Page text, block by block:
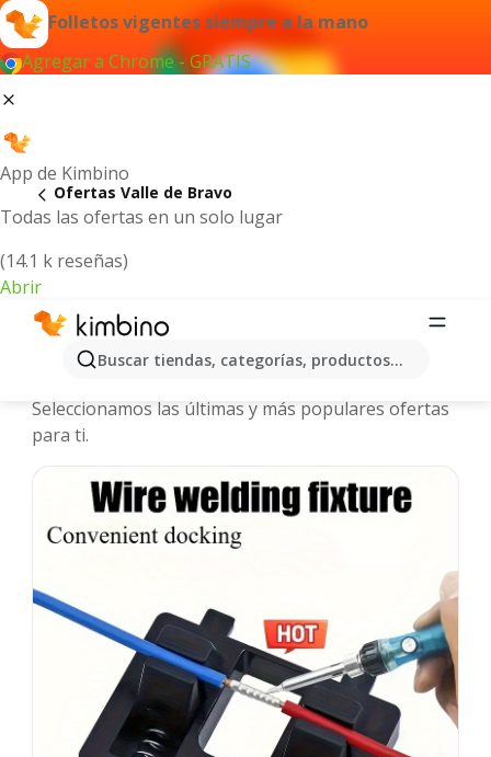
Folletos vigentes siempre a la mano
Agregar a Chrome - GRATIS
App de Kimbino
Todas las ofertas en un solo lugar
(14.1 k reseñas)
Abrir
Buscar tiendas, categorías, productos...
Ofertas Valle de Bravo
Valle de Bravo - Folletos y ofertas
Seleccionamos las últimas y más populares ofertas
para ti.